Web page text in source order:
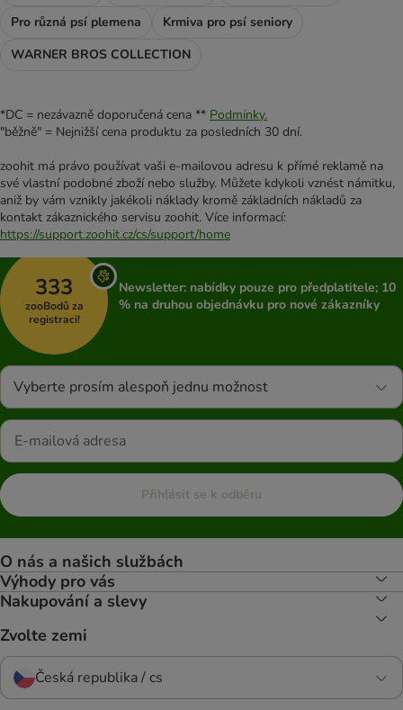
Pro různá psí plemena
Krmiva pro psí seniory
WARNER BROS COLLECTION
*DC = nezávazně doporučená cena ** Podmínky.
"běžně" = Nejnižší cena produktu za posledních 30 dní.
zoohit má právo používat vaši e-mailovou adresu k přímé reklamě na
své vlastní podobné zboží nebo služby. Můžete kdykoli vznést námitku,
aniž by vám vznikly jakékoli náklady kromě základních nákladů za
kontakt zákaznického servisu zoohit. Více informací:
https://support.zoohit.cz/cs/support/home
333
zooBodů za
registraci!
Newsletter: nabídky pouze pro předplatitele; 10
% na druhou objednávku pro nové zákazníky
Vyberte prosím alespoň jednu možnost
Přihlásit se k odběru
O nás a našich službách
Výhody pro vás
Nakupování a slevy
Zvolte zemi
Česká republika / cs